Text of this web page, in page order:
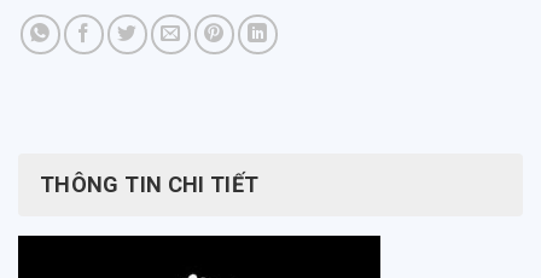
THÔNG TIN CHI TIẾT